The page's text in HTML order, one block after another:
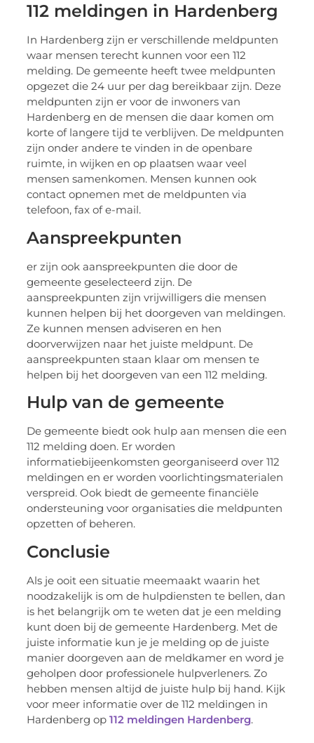
112 meldingen in Hardenberg
In Hardenberg zijn er verschillende meldpunten
waar mensen terecht kunnen voor een 112
melding. De gemeente heeft twee meldpunten
opgezet die 24 uur per dag bereikbaar zijn. Deze
meldpunten zijn er voor de inwoners van
Hardenberg en de mensen die daar komen om
korte of langere tijd te verblijven. De meldpunten
zijn onder andere te vinden in de openbare
ruimte, in wijken en op plaatsen waar veel
mensen samenkomen. Mensen kunnen ook
contact opnemen met de meldpunten via
telefoon, fax of e-mail.
Aanspreekpunten
er zijn ook aanspreekpunten die door de
gemeente geselecteerd zijn. De
aanspreekpunten zijn vrijwilligers die mensen
kunnen helpen bij het doorgeven van meldingen.
Ze kunnen mensen adviseren en hen
doorverwijzen naar het juiste meldpunt. De
aanspreekpunten staan klaar om mensen te
helpen bij het doorgeven van een 112 melding.
Hulp van de gemeente
De gemeente biedt ook hulp aan mensen die een
112 melding doen. Er worden
informatiebijeenkomsten georganiseerd over 112
meldingen en er worden voorlichtingsmaterialen
verspreid. Ook biedt de gemeente financiële
ondersteuning voor organisaties die meldpunten
opzetten of beheren.
Conclusie
Als je ooit een situatie meemaakt waarin het
noodzakelijk is om de hulpdiensten te bellen, dan
is het belangrijk om te weten dat je een melding
kunt doen bij de gemeente Hardenberg. Met de
juiste informatie kun je je melding op de juiste
manier doorgeven aan de meldkamer en word je
geholpen door professionele hulpverleners. Zo
hebben mensen altijd de juiste hulp bij hand. Kijk
voor meer informatie over de 112 meldingen in
Hardenberg op112 meldingen Hardenberg.